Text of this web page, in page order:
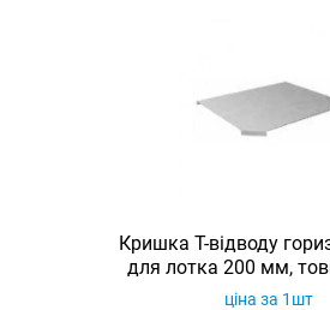
Кришка Т-відводу
для лотка 200 мм,
гарячеоцинкована,
ціна за 1шт